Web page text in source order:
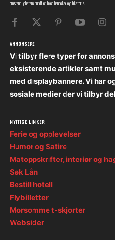
omstendighetene rundt en hver hendelse og historie.
ANNONSERE
Vi tilbyr flere typer for
eksisterende artikler samt
med displaybannere. Vi har
sosiale medier der vi tilbyr
NYTTIGE LINKER
Ferie og opplevelser
Humor og Satire
Matoppskrifter, interiør og
Søk Lån
Bestill hotell
Flybilletter
Morsomme t-skjorter
Websider